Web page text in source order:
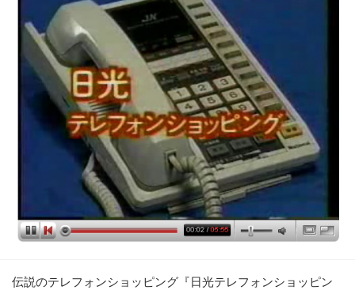
伝説のテレフォンショッピング『日光テレフォンショッピン